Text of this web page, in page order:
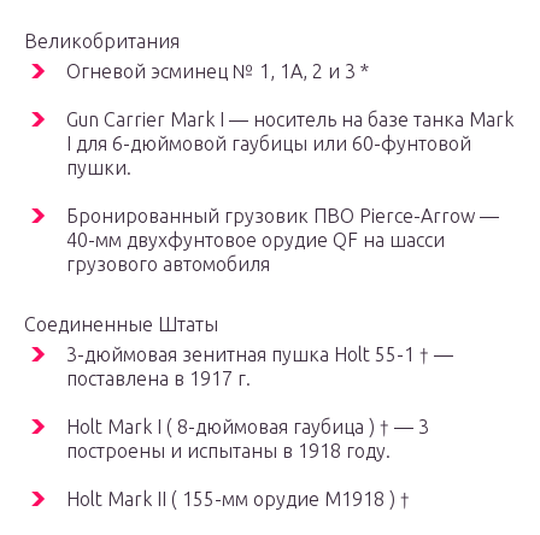
Великобритания
Огневой эсминец № 1, 1А, 2 и 3 *
Gun Carrier Mark I — носитель на базе танка Mark
I для 6-дюймовой гаубицы или 60-фунтовой
пушки.
Бронированный грузовик ПВО Pierce-Arrow —
40-мм двухфунтовое орудие QF на шасси
грузового автомобиля
Соединенные Штаты
3-дюймовая зенитная пушка Holt 55-1 † —
поставлена ​​в 1917 г.
Holt Mark I ( 8-дюймовая гаубица ) † — 3
построены и испытаны в 1918 году.
Holt Mark II ( 155-мм орудие M1918 ) †